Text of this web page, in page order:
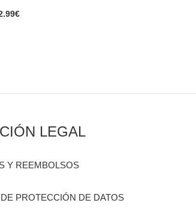
€
LEGAL
Y REEMBOLSOS
PROTECCIÓN DE DATOS